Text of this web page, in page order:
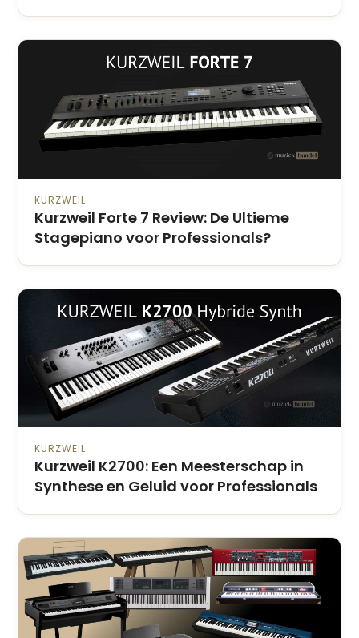
KURZWEIL
Kurzweil Forte 7 Review: De Ultieme
Stagepiano voor Professionals?
KURZWEIL
Kurzweil K2700: Een Meesterschap in
Synthese en Geluid voor Professionals